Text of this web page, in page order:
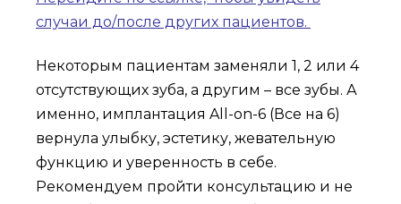
случаи до/после других пациентов.
Некоторым пациентам заменяли 1, 2 или 4
отсутствующих зуба, а другим – все зубы. А
именно, имплантация All-on-6 (Все на 6)
вернула улыбку, эстетику, жевательную
функцию и уверенность в себе.
Рекомендуем пройти консультацию и не